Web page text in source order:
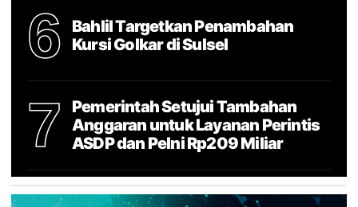
6
Bahlil Targetkan Penambahan
Kursi Golkar di Sulsel
7
Pemerintah Setujui Tambahan
Anggaran untuk Layanan Perintis
ASDP dan Pelni Rp209 Miliar